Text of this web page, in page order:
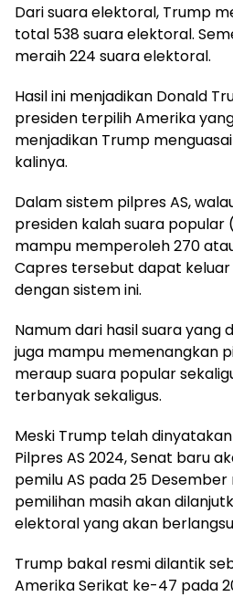
Dari suara elektoral, Trump
total 538 suara elektoral.
meraih 224 suara elektoral.
Hasil ini menjadikan Donald
presiden terpilih Amerika
menjadikan Trump
kalinya.
Dalam sistem pilpres AS,
presiden kalah suara
mampu memperoleh 270
Capres tersebut dapat
dengan sistem ini.
Namum dari hasil suara yang
juga mampu memenangkan
meraup suara popular
terbanyak sekaligus.
Meski Trump telah
Pilpres AS 2024, Senat baru
pemilu AS pada 25
pemilihan masih akan
elektoral yang akan
Trump bakal resmi dilantik
Amerika Serikat ke-47 pada